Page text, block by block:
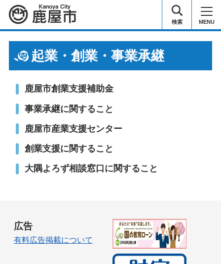
鹿屋市 検索 MENU
起業・創業・事業承継
鹿屋市創業支援補助金
事業承継に関すること
鹿屋市産業支援センター
創業支援に関すること
大隅よろず相談窓口に関すること
広告
有料広告掲載について